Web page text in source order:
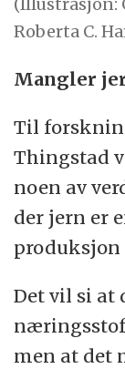
Roberta C.
Mangler
Til
Thingstad
noen av
der jern er
produksjon
Det vil si at
men at det